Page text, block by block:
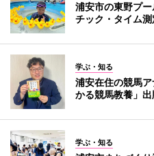
浦安市の東野プ
チック・タイム測
学ぶ・知る
浦安在住の競馬
かる競馬教養」出
学ぶ・知る